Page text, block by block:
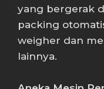
yang bergerak
packing
weigher dan
lainnya.